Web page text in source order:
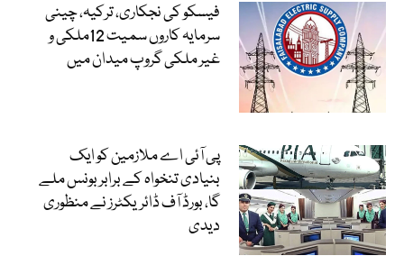
فیسکو کی نجکاری، ترکیہ، چینی
سرمایہ کاروں سمیت 12ملکی و
غیر ملکی گروپ میدان میں
پی آئی اے ملازمین کو ایک
بنیادی تنخواہ کے برابر بونس ملے
گا، بورڈ آف ڈائریکٹرز نے منظوری
دیدی